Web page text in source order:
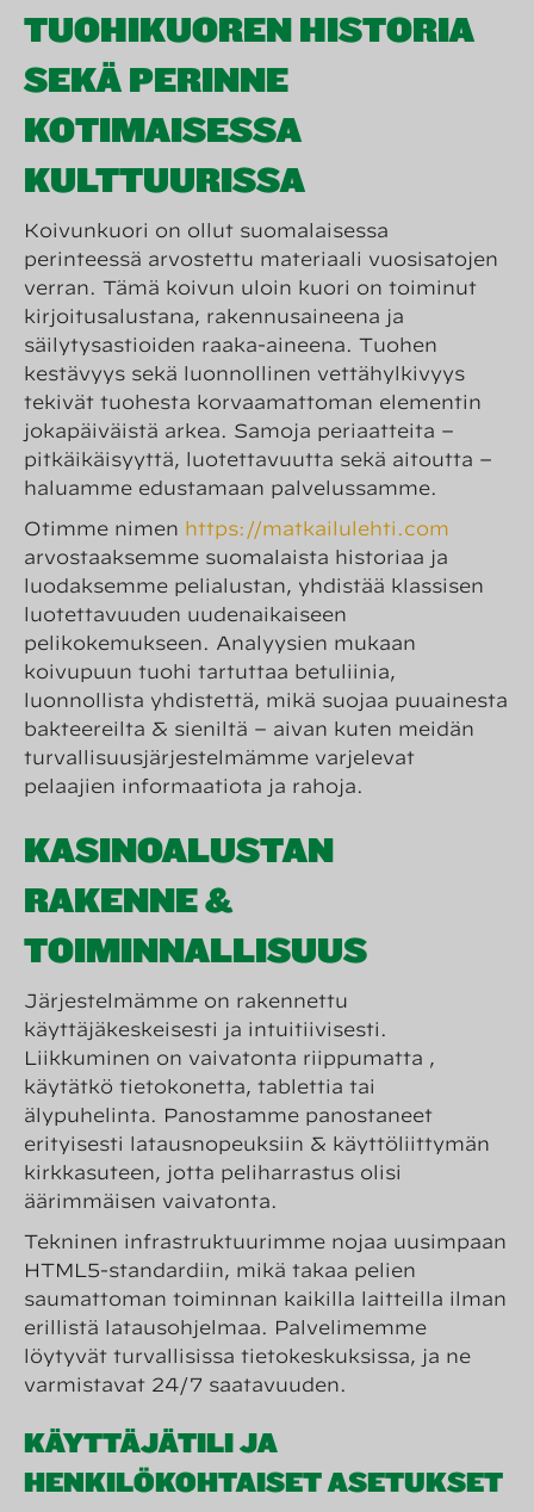
TUOHIKUOREN HISTORIA
SEKÄ PERINNE
KOTIMAISESSA
KULTTUURISSA
Koivunkuori on ollut suomalaisessa
perinteessä arvostettu materiaali vuosisatojen
verran. Tämä koivun uloin kuori on toiminut
kirjoitusalustana, rakennusaineena ja
säilytysastioiden raaka-aineena. Tuohen
kestävyys sekä luonnollinen vettähylkivyys
tekivät tuohesta korvaamattoman elementin
jokapäiväistä arkea. Samoja periaatteita –
pitkäikäisyyttä, luotettavuutta sekä aitoutta –
haluamme edustamaan palvelussamme.
Otimme nimen https://matkailulehti.com
arvostaaksemme suomalaista historiaa ja
luodaksemme pelialustan, yhdistää klassisen
luotettavuuden uudenaikaiseen
pelikokemukseen. Analyysien mukaan
koivupuun tuohi tartuttaa betuliinia,
luonnollista yhdistettä, mikä suojaa puuainesta
bakteereilta & sieniltä – aivan kuten meidän
turvallisuusjärjestelmämme varjelevat
pelaajien informaatiota ja rahoja.
KASINOALUSTAN
RAKENNE &
TOIMINNALLISUUS
Järjestelmämme on rakennettu
käyttäjäkeskeisesti ja intuitiivisesti.
Liikkuminen on vaivatonta riippumatta ,
käytätkö tietokonetta, tablettia tai
älypuhelinta. Panostamme panostaneet
erityisesti latausnopeuksiin & käyttöliittymän
kirkkasuteen, jotta peliharrastus olisi
äärimmäisen vaivatonta.
Tekninen infrastruktuurimme nojaa uusimpaan
HTML5-standardiin, mikä takaa pelien
saumattoman toiminnan kaikilla laitteilla ilman
erillistä latausohjelmaa. Palvelimemme
löytyvät turvallisissa tietokeskuksissa, ja ne
varmistavat 24/7 saatavuuden.
KÄYTTÄJÄTILI JA
HENKILÖKOHTAISET ASETUKSET